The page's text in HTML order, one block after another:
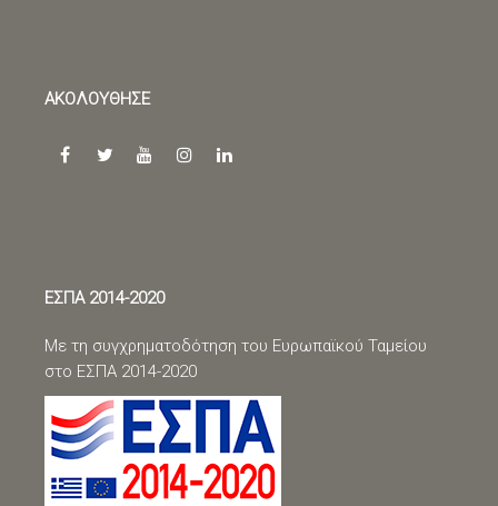
ΑΚΟΛΟΥΘΗΣΕ
ΕΣΠΑ 2014-2020
Με τη συγχρηματοδότηση του Ευρωπαϊκού Ταμείου
στο ΕΣΠΑ 2014-2020